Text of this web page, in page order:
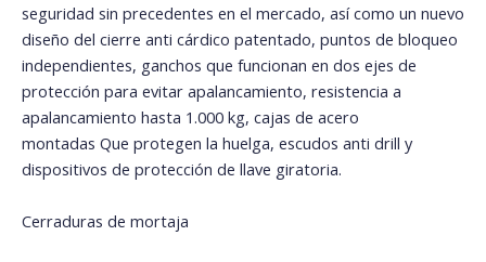
seguridad sin precedentes en el mercado, así como un nuevo
diseño del cierre anti cárdico patentado, puntos de bloqueo
independientes, ganchos que funcionan en dos ejes de
protección para evitar apalancamiento, resistencia a
apalancamiento hasta 1.000 kg, cajas de acero
montadas Que protegen la huelga, escudos anti drill y
dispositivos de protección de llave giratoria.
Cerraduras de mortaja